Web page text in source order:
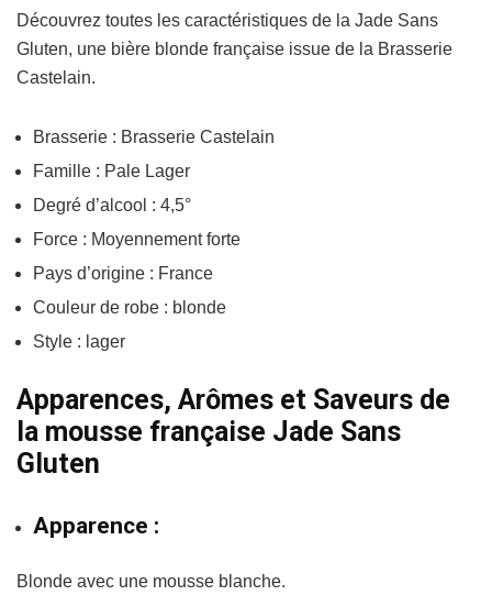
Découvrez toutes les caractéristiques de la Jade Sans
Gluten, une bière blonde française issue de la Brasserie
Castelain.
Brasserie : Brasserie Castelain
Famille : Pale Lager
Degré d’alcool : 4,5°
Force : Moyennement forte
Pays d’origine : France
Couleur de robe : blonde
Style : lager
Apparences, Arômes et Saveurs de
la mousse française Jade Sans
Gluten
Apparence :
Blonde avec une mousse blanche.